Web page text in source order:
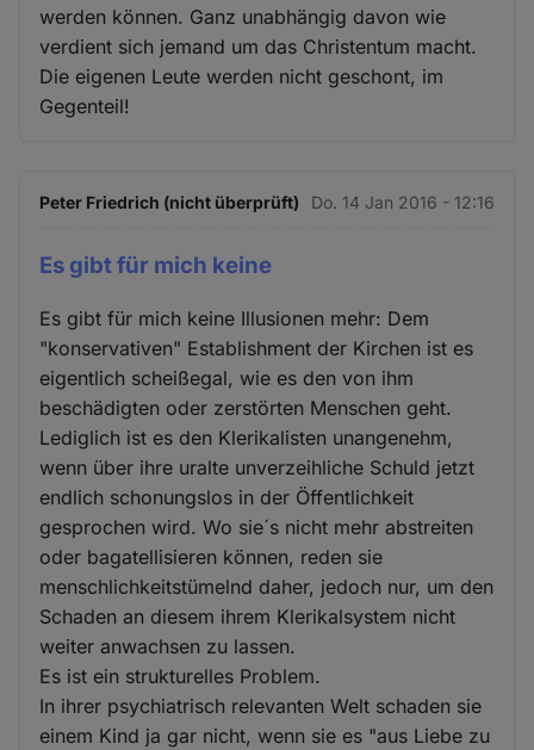
werden können. Ganz unabhängig davon wie
verdient sich jemand um das Christentum macht.
Die eigenen Leute werden nicht geschont, im
Gegenteil!
Peter Friedrich (nicht überprüft) Do. 14 Jan 2016 - 12:16
Es gibt für mich keine
Es gibt für mich keine Illusionen mehr: Dem
"konservativen" Establishment der Kirchen ist es
eigentlich scheißegal, wie es den von ihm
beschädigten oder zerstörten Menschen geht.
Lediglich ist es den Klerikalisten unangenehm,
wenn über ihre uralte unverzeihliche Schuld jetzt
endlich schonungslos in der Öffentlichkeit
gesprochen wird. Wo sie´s nicht mehr abstreiten
oder bagatellisieren können, reden sie
menschlichkeitstümelnd daher, jedoch nur, um den
Schaden an diesem ihrem Klerikalsystem nicht
weiter anwachsen zu lassen.
Es ist ein strukturelles Problem.
In ihrer psychiatrisch relevanten Welt schaden sie
einem Kind ja gar nicht, wenn sie es "aus Liebe zu